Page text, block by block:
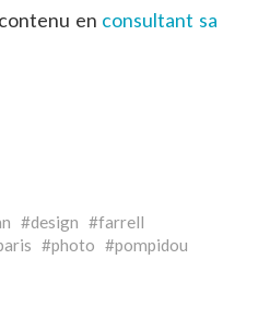
en consultant sa
design
farrell
photo
pompidou